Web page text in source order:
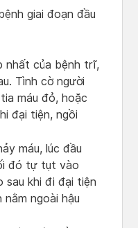
giai đoạn đầu
nhất của bệnh trĩ,
Tình cờ người
máu đỏ, hoặc
đại tiện, ngồi
máu, lúc đầu
đó tự tụt vào
sau khi đi đại tiện
ngoài hậu